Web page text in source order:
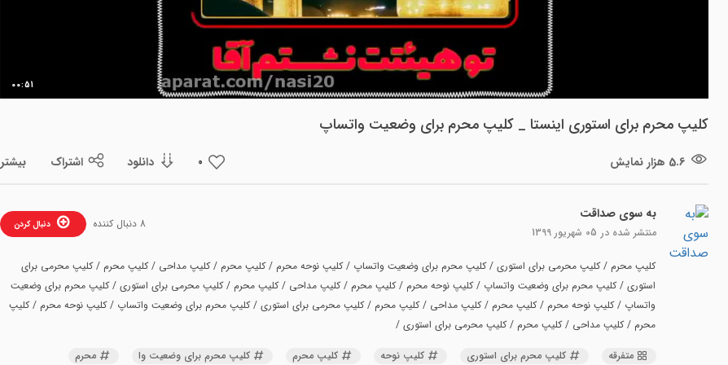
ویدیو
00:51
کلیپ محرم برای استوری اینستا _ کلیپ محرم برای وضعیت واتساپ
5.6 هزار نمایش 0 دانلود اشتراک بیشتر
به سوی صداقت
منتشر شده در 05 شهریور 1399
دنبال کردن 8 دنبال کننده
کلیپ محرم / کلیپ محرمی برای استوری / کلیپ محرم برای وضعیت واتساپ / کلیپ نوحه محرم / کلیپ محرم / کلیپ مداحی / کلیپ محرم / کلیپ محرمی برای
استوری / کلیپ محرم برای وضعیت واتساپ / کلیپ نوحه محرم / کلیپ محرم / کلیپ مداحی / کلیپ محرم / کلیپ محرمی برای استوری / کلیپ محرم برای وضعیت
واتساپ / کلیپ نوحه محرم / کلیپ محرم / کلیپ مداحی / کلیپ محرم / کلیپ محرمی برای استوری / کلیپ محرم برای وضعیت واتساپ / کلیپ نوحه محرم / کلیپ
محرم / کلیپ مداحی / کلیپ محرم / کلیپ محرمی برای استوری /
متفرقه
کلیپ محرم برای استوری کلیپ نوحه کلیپ محرم کلیپ محرم برای وضعیت وا محرم